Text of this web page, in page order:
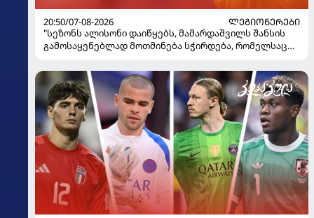
20:50/07-08-2026
ᲚᲔᲒᲘᲝᲜᲔᲠᲔᲑᲘ
"სეზონს ალისონი დაიწყებს, მამარდაშვილს შანსის
გამოსაყენებლად მოთმინება სჭირდება, რომელსაც
ყოფილმა მეკარემ